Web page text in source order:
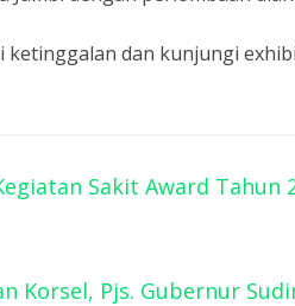
ketinggalan dan kunjungi
Sakit Award Tahun
Korsel, Pjs. Gubernur